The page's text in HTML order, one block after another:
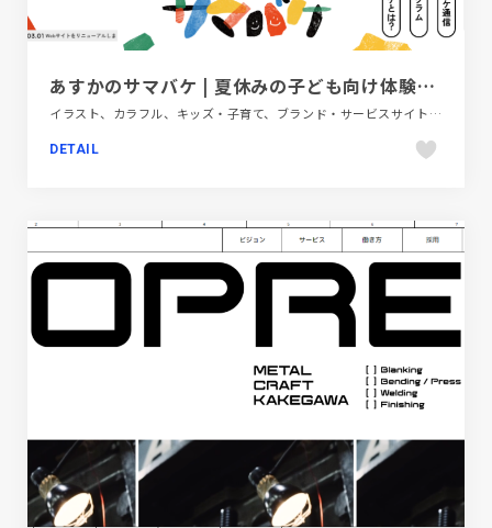
あすかのサマバケ | 夏休みの子ども向け体験プログラムの祭典|奈良県明日香村
イラスト、カラフル、キッズ・子育て、ブランド・サービスサイト、ポップ、大きめ写真
DETAIL